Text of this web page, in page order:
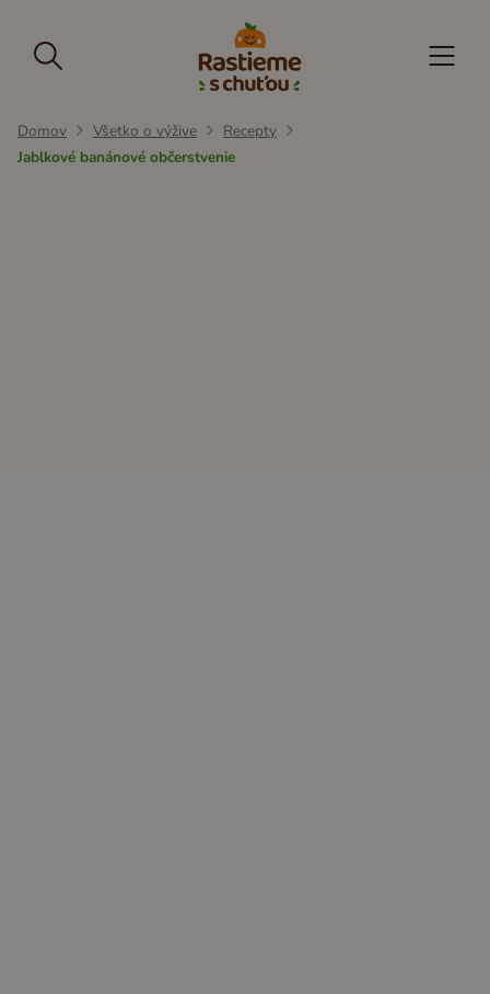
Domov Všetko o výžive
Recepty
Jablkové banánové občerstvenie